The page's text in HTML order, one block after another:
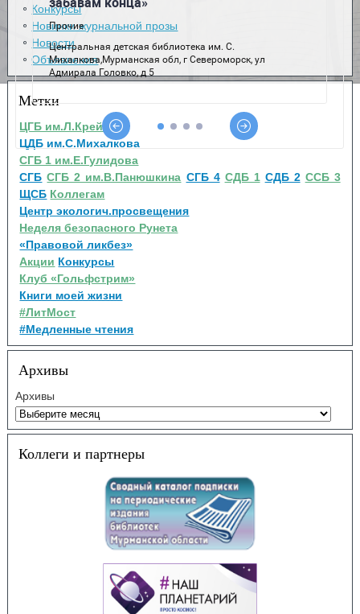
Конкурсы
Новинки журнальной прозы
Новости
Объявления
Метки
ЦГБ им.Л.Крейна
ЦДБ им.С.Михалкова
СГБ 1 им.Е.Гулидова
СГБ СГБ 2 им.В.Панюшкина СГБ 4 СДБ 1 СДБ 2 ССБ 3
ЩСБ Коллегам
Центр экологич.просвещения
Неделя безопасного Рунета
«Правовой ликбез»
Акции Конкурсы
Клуб «Гольфстрим»
Книги моей жизни
#ЛитМост
#Медленные чтения
Архивы
Архивы
Коллеги и партнеры